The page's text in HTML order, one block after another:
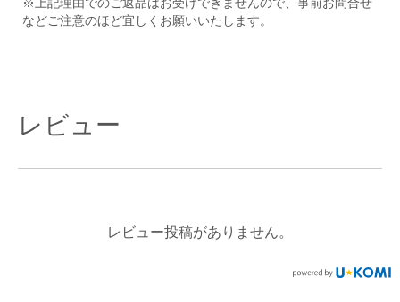
などご注意のほど宜しくお願いいたします。
レビュー
レビュー投稿がありません。